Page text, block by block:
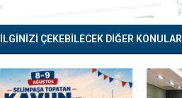
İLGİNİZİ ÇEKEBİLECEK DİĞER KONULAR